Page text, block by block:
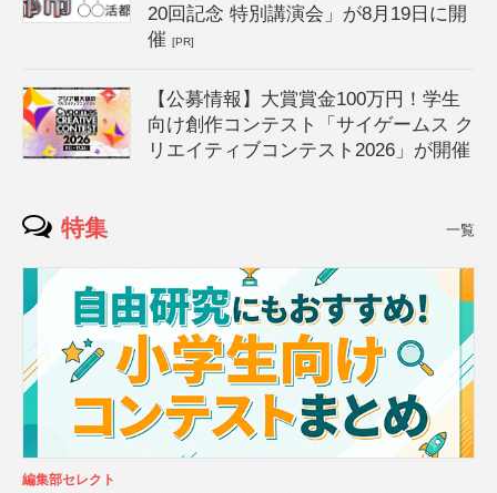
20回記念 特別講演会」が8月19日に開
催[PR]
【公募情報】大賞賞金100万円！学生
向け創作コンテスト「サイゲームス ク
リエイティブコンテスト2026」が開催
特集 一覧
編集部セレクト